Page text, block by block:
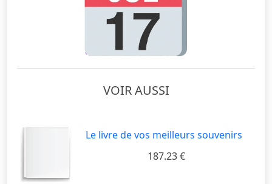
VOIR AUSSI
Le livre de vos meilleurs souvenirs
187.23 €